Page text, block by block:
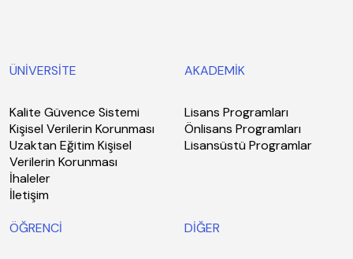
ÜNİVERSİTE
Kalite Güvence Sistemi
Kişisel Verilerin Korunması
Uzaktan Eğitim Kişisel
Verilerin Korunması
İhaleler
İletişim
AKADEMİK
Lisans Programları
Önlisans Programları
Lisansüstü Programlar
ÖĞRENCİ DİĞER